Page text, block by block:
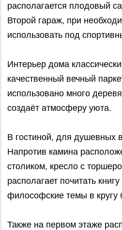
располагается плодовый
Второй гараж, при
использовать под
Интерьер дома
качественный вечный
использовано много
создаёт атмосферу уюта.
В гостиной, для душевных
Напротив камина
столиком, кресло с
располагает почитать
философские темы в кругу
Также на первом этаже